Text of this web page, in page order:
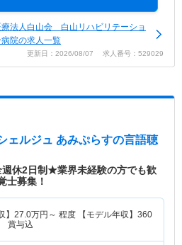
療法人白山会 白山リハビリテーショ
病院の求人一覧
更新日：2026/08/07 求人番号：529029
ェルジュ あみぷらすの言語聴
週休2日制★業界未経験の方でも歓
士募集！
】 27.0万円～ 程度 【モデル年収】 360
賞与込